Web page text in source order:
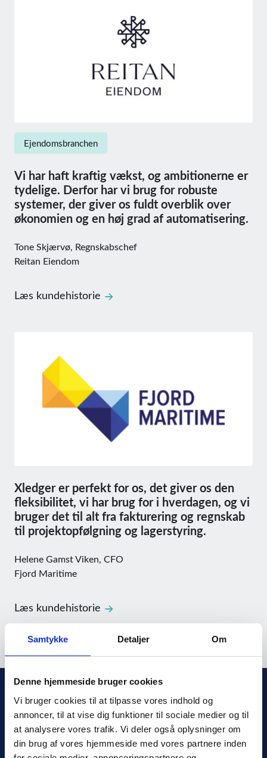
Samtykke Detaljer Om
Denne hjemmeside bruger cookies
Vi bruger cookies til at tilpasse vores indhold og
annoncer, til at vise dig funktioner til sociale medier og til
at analysere vores trafik. Vi deler også oplysninger om
din brug af vores hjemmeside med vores partnere inden
Ejendomsbranchen
Vi har haft kraftig vækst, og ambitionerne er
tydelige. Derfor har vi brug for robuste
systemer, der giver os fuldt overblik over
økonomien og en høj grad af automatisering.
Tone Skjærvø, Regnskabschef
Reitan Eiendom
Læs kundehistorie
Xledger er perfekt for os, det giver os den
fleksibilitet, vi har brug for i hverdagen, og vi
bruger det til alt fra fakturering og regnskab
til projektopfølgning og lagerstyring.
Helene Gamst Viken, CFO
Fjord Maritime
Læs kundehistorie